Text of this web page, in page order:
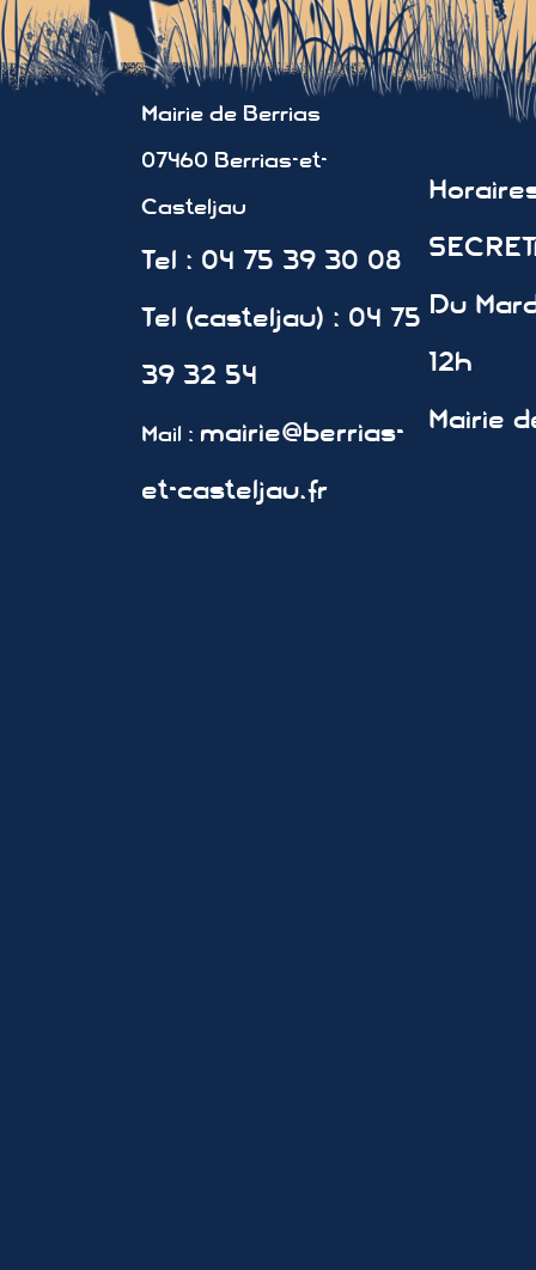
Mairie de Berrias
07460 Berrias-et-
Casteljau
Tel : 04 75 39 30 08
Tel (casteljau) : 04 75
39 32 54
Mail :mairie@berrias-
et-casteljau.fr
Du
12h
Mairie